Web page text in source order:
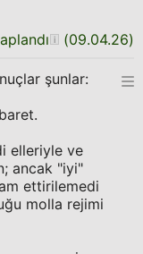
(09.04.26)
şunlar:
elleriyle ve
ancak "iyi"
ettirilemedi
molla rejimi